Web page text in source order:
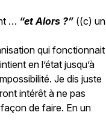
… “et Alors ?” ((c) un
qui fonctionnait
en l’état jusqu’à
Je dis juste
intérêt à ne pas
de faire. En un